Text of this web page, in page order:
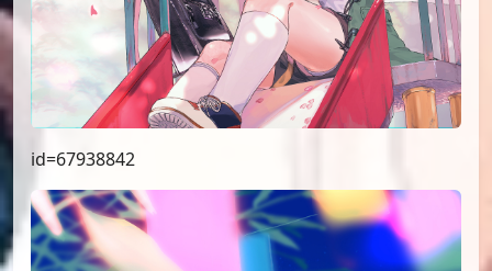
id=67938842